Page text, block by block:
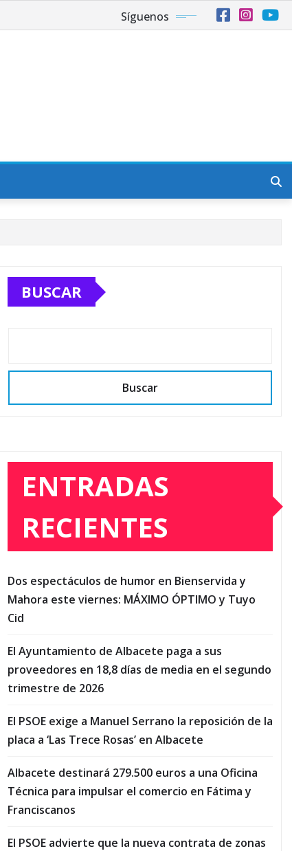
Síguenos
BUSCAR
Buscar
ENTRADAS
RECIENTES
Dos espectáculos de humor en Bienservida y
Mahora este viernes: MÁXIMO ÓPTIMO y Tuyo
Cid
El Ayuntamiento de Albacete paga a sus
proveedores en 18,8 días de media en el segundo
trimestre de 2026
El PSOE exige a Manuel Serrano la reposición de la
placa a ‘Las Trece Rosas’ en Albacete
Albacete destinará 279.500 euros a una Oficina
Técnica para impulsar el comercio en Fátima y
Franciscanos
El PSOE advierte que la nueva contrata de zonas